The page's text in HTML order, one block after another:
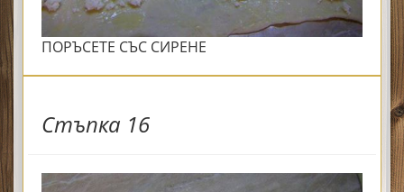
ПОРЪСЕТЕ СЪС СИРЕНЕ
Стъпка 16